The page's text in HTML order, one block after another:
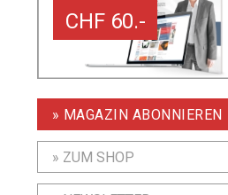
CHF 60.-
» MAGAZIN ABONNIEREN
» ZUM SHOP